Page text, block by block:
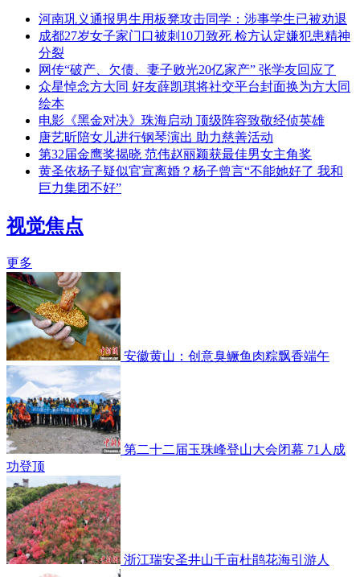
河南巩义通报男生用板凳攻击同学：涉事学生已被劝退
成都27岁女子家门口被刺10刀致死 检方认定嫌犯患精神
分裂
网传“破产、欠债、妻子败光20亿家产” 张学友回应了
众星悼念方大同 好友薛凯琪将社交平台封面换为方大同
绘本
电影《黑金对决》珠海启动 顶级阵容致敬经侦英雄
唐艺昕陪女儿进行钢琴演出 助力慈善活动
第32届金鹰奖揭晓 范伟赵丽颖获最佳男女主角奖
黄圣依杨子疑似官宣离婚？杨子曾言“不能她好了 我和
巨力集团不好”
视觉焦点
更多
安徽黄山：创意臭鳜鱼肉粽飘香端午
第二十二届玉珠峰登山大会闭幕 71人成
功登顶
浙江瑞安圣井山千亩杜鹃花海引游人